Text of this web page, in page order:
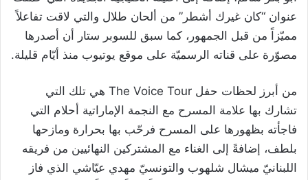
عنوان “كان غيرك أشطر” من ألحان طلال والتي لاقت تفاعلاً
مميّزاً من قبل الجمهور، كما سبق للسوبر ستار أن أصدرها
مصوّرة على قناته الرسميّة على موقع يوتيوب منذ أيّام قليلة.
من أبرز لحظات حفل The Voice Tour هي تلك التي
تشارك بها علامة المسرح مع النجمة الإماراتية أحلام التي
فاجأته بظهورها على المسرح فرحّب بها بحرارة ومازحها
بلطف، إضافةً إلى الغناء مع المشتركين النهائيين من فريقه
اللبنانيّ ميشال شلهوب والتونسيّ مهدي عيّاشي الذي فاز